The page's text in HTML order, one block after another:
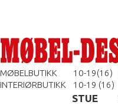
MØBELBUTIKK 10-19(16)
INTERIØRBUTIKK
10-19 (16)
STUE